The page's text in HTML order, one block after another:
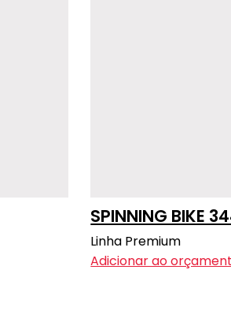
SPINNING BIKE
Linha Premium
Adicionar ao